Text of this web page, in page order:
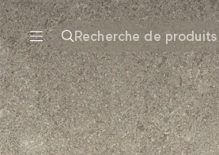
Recherche de produits